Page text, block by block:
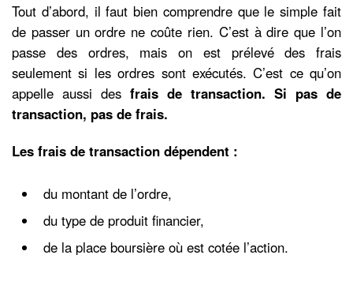
Tout d’abord, il faut bien comprendre que le simple fait
de passer un ordre ne coûte rien. C’est à dire que l’on
passe des ordres, mais on est prélevé des frais
seulement si les ordres sont exécutés. C’est ce qu’on
appelle aussi des frais de transaction. Si pas de
transaction, pas de frais.
Les frais de transaction dépendent :
du montant de l’ordre,
du type de produit financier,
de la place boursière où est cotée l’action.